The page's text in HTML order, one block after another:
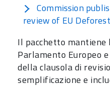
Commission
review of EU
Il pacchetto mantiene
Parlamento Europeo
della clausola di
semplificazione e